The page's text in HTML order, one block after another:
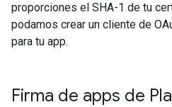
proporciones el SHA-1 de tu
podamos crear un cliente de
para tu app.
Firma de apps de